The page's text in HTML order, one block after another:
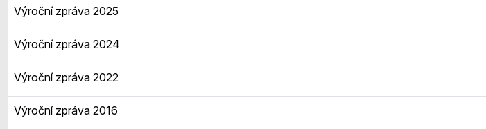
Výroční zpráva 2025
Výroční zpráva 2024
Výroční zpráva 2022
Výroční zpráva 2016